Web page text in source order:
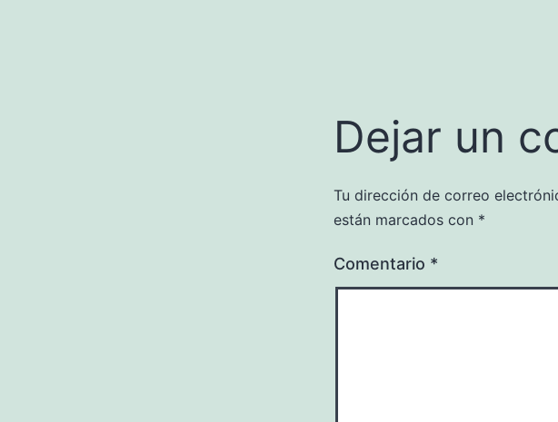
Dejar un
Tu dirección de correo
están marcados con *
Comentario *